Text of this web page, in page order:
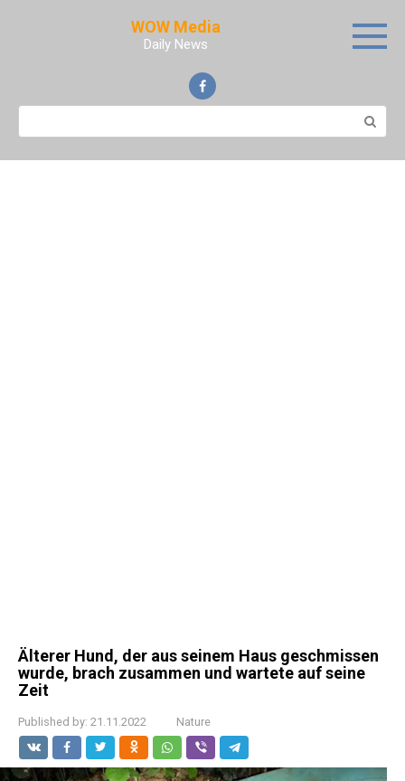
WOW Media
Daily News
Search:
Älterer Hund, der aus seinem Haus geschmissen
wurde, brach zusammen und wartete auf seine
Zeit
Published by: 21.11.2022 Nature